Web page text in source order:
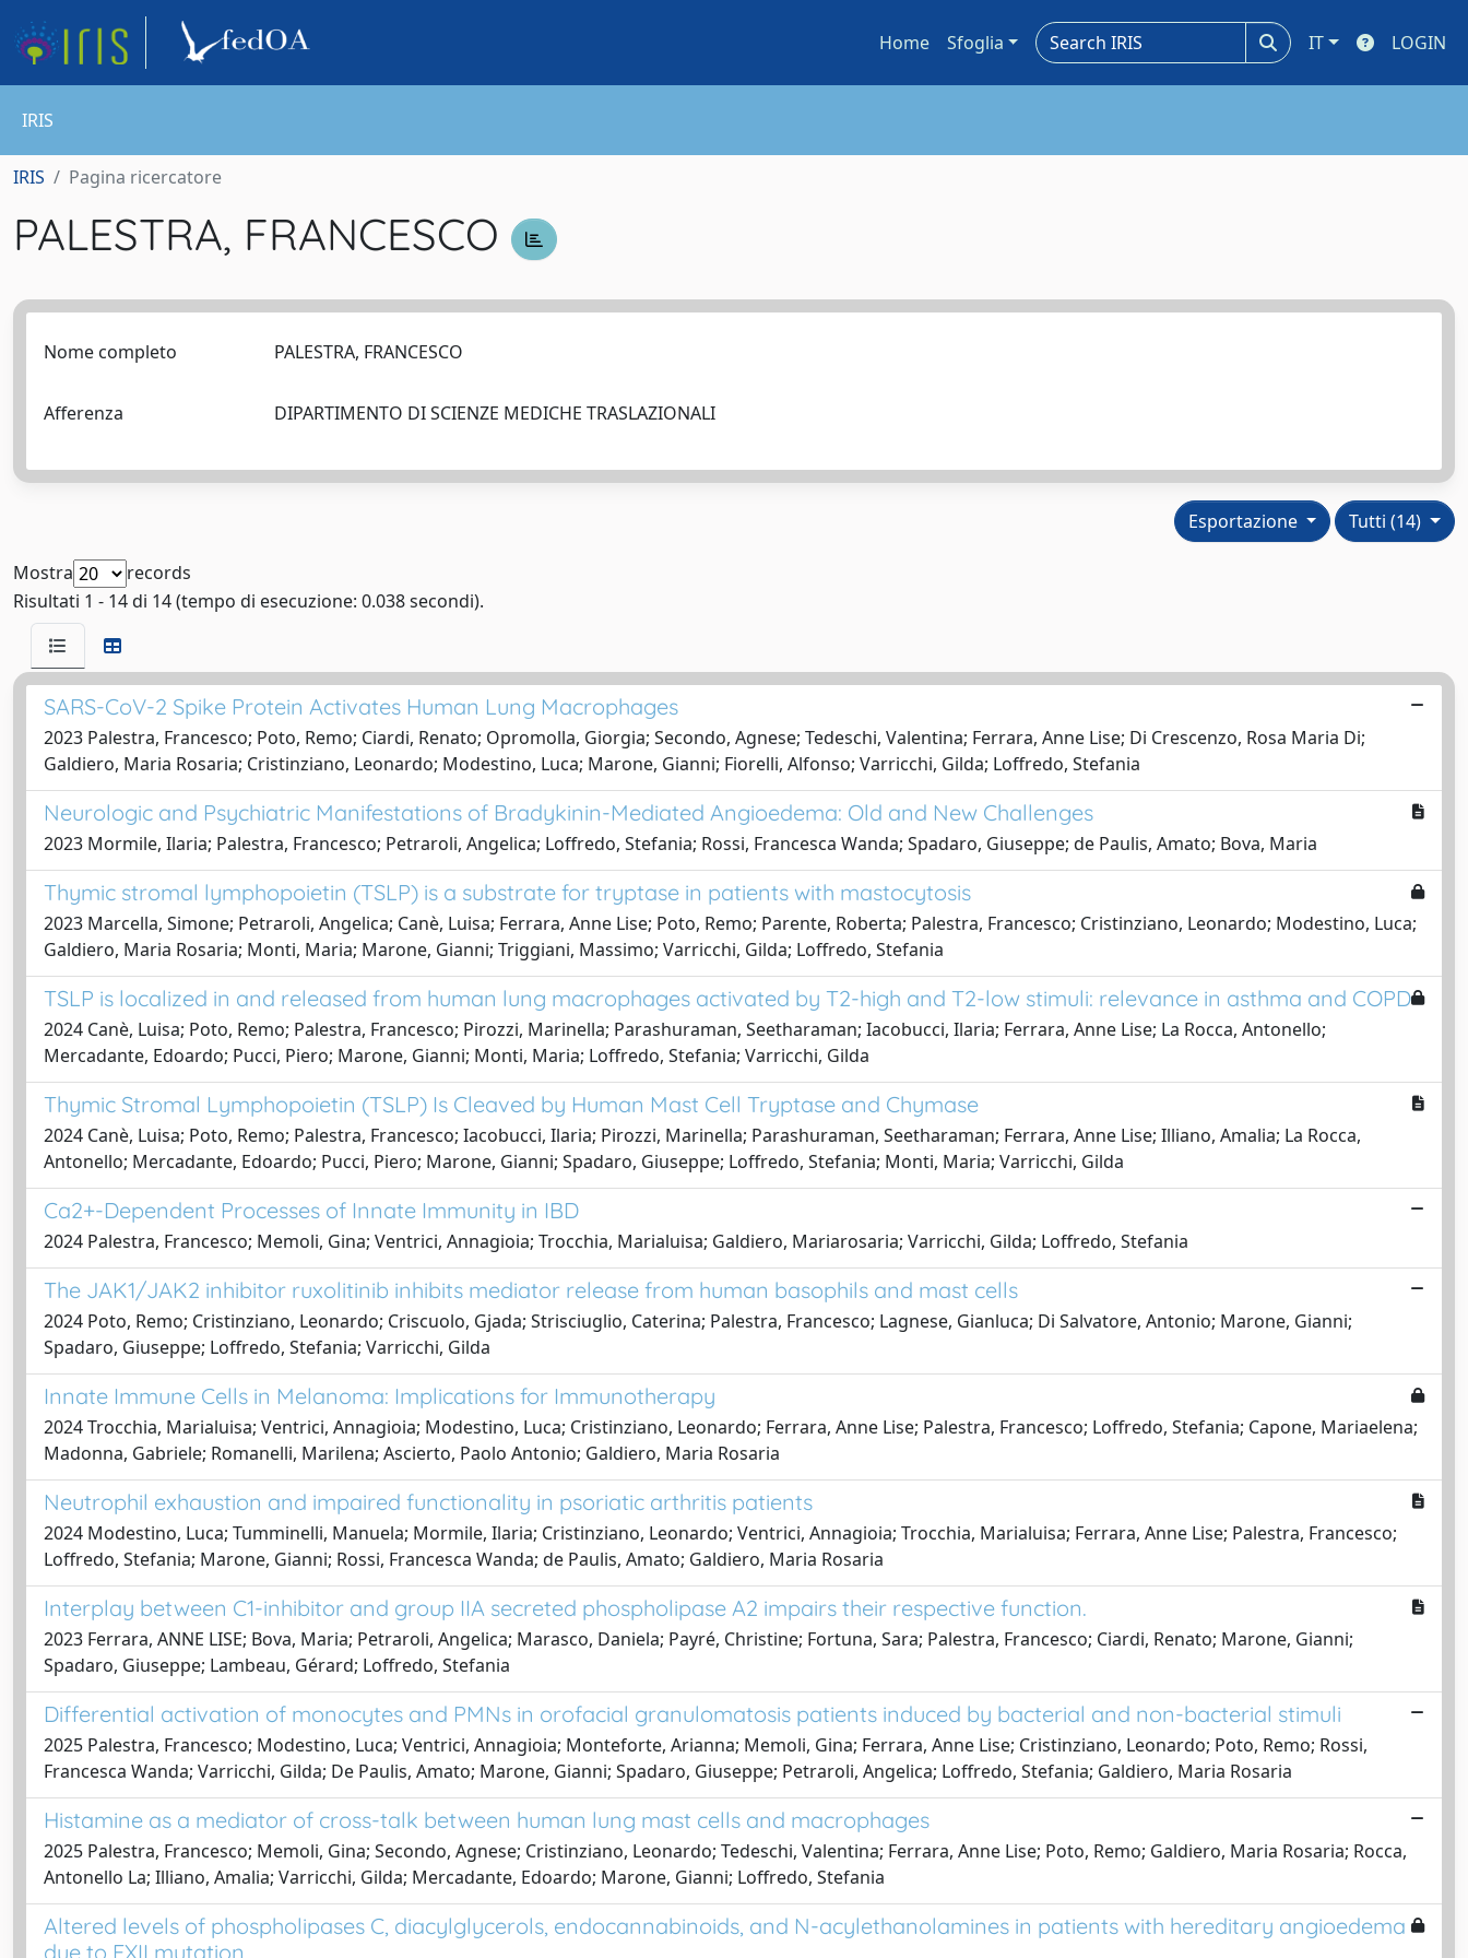
Home Sfoglia IT LOGIN
IRIS
IRIS Pagina ricercatore
PALESTRA, FRANCESCO
Nome completo PALESTRA, FRANCESCO
Afferenza DIPARTIMENTO DI SCIENZE MEDICHE TRASLAZIONALI
Tutti (14)
Esportazione
Mostra
records
Risultati 1 - 14 di 14 (tempo di esecuzione: 0.038 secondi).
SARS-CoV-2 Spike Protein Activates Human Lung Macrophages
2023 Palestra, Francesco; Poto, Remo; Ciardi, Renato; Opromolla, Giorgia; Secondo, Agnese; Tedeschi, Valentina; Ferrara, Anne Lise; Di Crescenzo, Rosa Maria Di;
Galdiero, Maria Rosaria; Cristinziano, Leonardo; Modestino, Luca; Marone, Gianni; Fiorelli, Alfonso; Varricchi, Gilda; Loffredo, Stefania
Neurologic and Psychiatric Manifestations of Bradykinin-Mediated Angioedema: Old and New Challenges
2023 Mormile, Ilaria; Palestra, Francesco; Petraroli, Angelica; Loffredo, Stefania; Rossi, Francesca Wanda; Spadaro, Giuseppe; de Paulis, Amato; Bova, Maria
Thymic stromal lymphopoietin (TSLP) is a substrate for tryptase in patients with mastocytosis
2023 Marcella, Simone; Petraroli, Angelica; Canè, Luisa; Ferrara, Anne Lise; Poto, Remo; Parente, Roberta; Palestra, Francesco; Cristinziano, Leonardo; Modestino, Luca;
Galdiero, Maria Rosaria; Monti, Maria; Marone, Gianni; Triggiani, Massimo; Varricchi, Gilda; Loffredo, Stefania
TSLP is localized in and released from human lung macrophages activated by T2-high and T2-low stimuli: relevance in asthma and COPD
2024 Canè, Luisa; Poto, Remo; Palestra, Francesco; Pirozzi, Marinella; Parashuraman, Seetharaman; Iacobucci, Ilaria; Ferrara, Anne Lise; La Rocca, Antonello;
Mercadante, Edoardo; Pucci, Piero; Marone, Gianni; Monti, Maria; Loffredo, Stefania; Varricchi, Gilda
Thymic Stromal Lymphopoietin (TSLP) Is Cleaved by Human Mast Cell Tryptase and Chymase
2024 Canè, Luisa; Poto, Remo; Palestra, Francesco; Iacobucci, Ilaria; Pirozzi, Marinella; Parashuraman, Seetharaman; Ferrara, Anne Lise; Illiano, Amalia; La Rocca,
Antonello; Mercadante, Edoardo; Pucci, Piero; Marone, Gianni; Spadaro, Giuseppe; Loffredo, Stefania; Monti, Maria; Varricchi, Gilda
Ca2+-Dependent Processes of Innate Immunity in IBD
2024 Palestra, Francesco; Memoli, Gina; Ventrici, Annagioia; Trocchia, Marialuisa; Galdiero, Mariarosaria; Varricchi, Gilda; Loffredo, Stefania
The JAK1/JAK2 inhibitor ruxolitinib inhibits mediator release from human basophils and mast cells
2024 Poto, Remo; Cristinziano, Leonardo; Criscuolo, Gjada; Strisciuglio, Caterina; Palestra, Francesco; Lagnese, Gianluca; Di Salvatore, Antonio; Marone, Gianni;
Spadaro, Giuseppe; Loffredo, Stefania; Varricchi, Gilda
Innate Immune Cells in Melanoma: Implications for Immunotherapy
2024 Trocchia, Marialuisa; Ventrici, Annagioia; Modestino, Luca; Cristinziano, Leonardo; Ferrara, Anne Lise; Palestra, Francesco; Loffredo, Stefania; Capone, Mariaelena;
Madonna, Gabriele; Romanelli, Marilena; Ascierto, Paolo Antonio; Galdiero, Maria Rosaria
Neutrophil exhaustion and impaired functionality in psoriatic arthritis patients
2024 Modestino, Luca; Tumminelli, Manuela; Mormile, Ilaria; Cristinziano, Leonardo; Ventrici, Annagioia; Trocchia, Marialuisa; Ferrara, Anne Lise; Palestra, Francesco;
Loffredo, Stefania; Marone, Gianni; Rossi, Francesca Wanda; de Paulis, Amato; Galdiero, Maria Rosaria
Interplay between C1-inhibitor and group IIA secreted phospholipase A2 impairs their respective function.
2023 Ferrara, ANNE LISE; Bova, Maria; Petraroli, Angelica; Marasco, Daniela; Payré, Christine; Fortuna, Sara; Palestra, Francesco; Ciardi, Renato; Marone, Gianni;
Spadaro, Giuseppe; Lambeau, Gérard; Loffredo, Stefania
Differential activation of monocytes and PMNs in orofacial granulomatosis patients induced by bacterial and non-bacterial stimuli
2025 Palestra, Francesco; Modestino, Luca; Ventrici, Annagioia; Monteforte, Arianna; Memoli, Gina; Ferrara, Anne Lise; Cristinziano, Leonardo; Poto, Remo; Rossi,
Francesca Wanda; Varricchi, Gilda; De Paulis, Amato; Marone, Gianni; Spadaro, Giuseppe; Petraroli, Angelica; Loffredo, Stefania; Galdiero, Maria Rosaria
Histamine as a mediator of cross-talk between human lung mast cells and macrophages
2025 Palestra, Francesco; Memoli, Gina; Secondo, Agnese; Cristinziano, Leonardo; Tedeschi, Valentina; Ferrara, Anne Lise; Poto, Remo; Galdiero, Maria Rosaria; Rocca,
Antonello La; Illiano, Amalia; Varricchi, Gilda; Mercadante, Edoardo; Marone, Gianni; Loffredo, Stefania
Altered levels of phospholipases C, diacylglycerols, endocannabinoids, and N-acylethanolamines in patients with hereditary angioedema
due to FXII mutation